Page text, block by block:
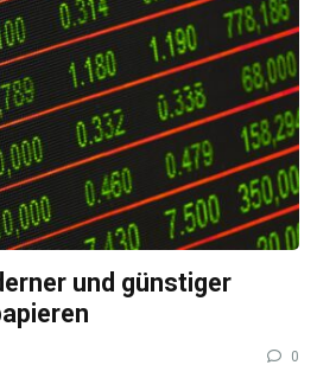
und günstiger
0